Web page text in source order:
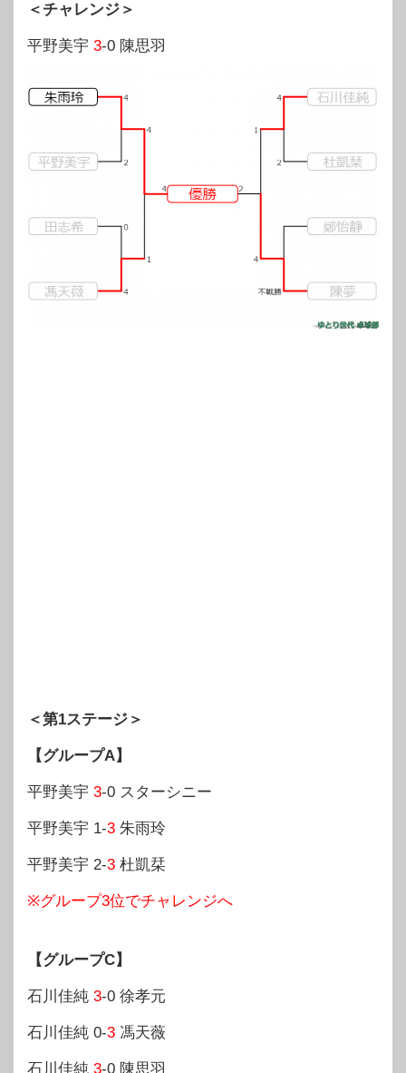
＜チャレンジ＞
平野美宇 3-0 陳思羽
＜第1ステージ＞
【グループA】
平野美宇 3-0 スターシニー
平野美宇 1-3 朱雨玲
平野美宇 2-3 杜凱栞
※グループ3位でチャレンジへ
【グループC】
石川佳純 3-0 徐孝元
石川佳純 0-3 馮天薇
石川佳純 3-0 陳思羽